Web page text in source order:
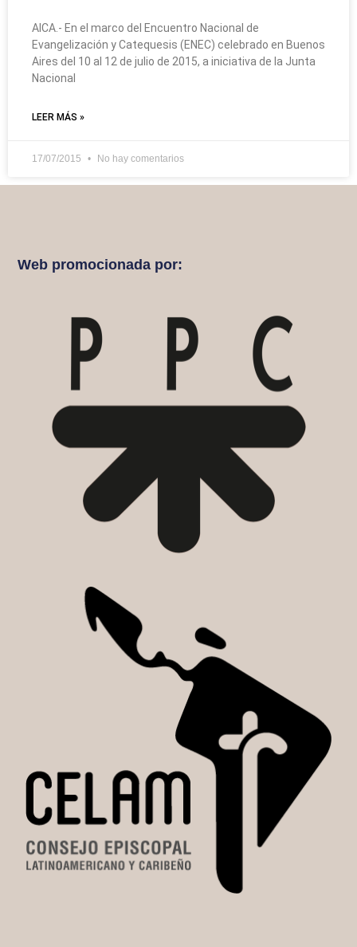
AICA.- En el marco del Encuentro Nacional de
Evangelización y Catequesis (ENEC) celebrado en Buenos
Aires del 10 al 12 de julio de 2015, a iniciativa de la Junta
Nacional
LEER MÁS »
17/07/2015 No hay comentarios
Web promocionada por: